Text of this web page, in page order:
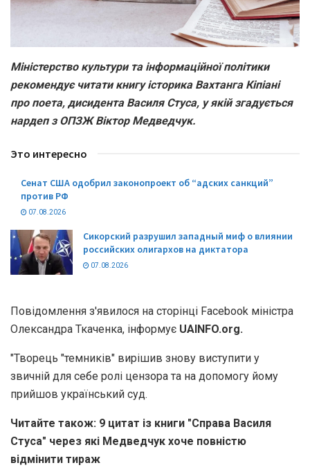
Міністерство культури та інформаційної політики
рекомендує читати книгу історика Вахтанга Кіпіані
про поета, дисидента Василя Стуса, у якій згадується
нардеп з ОПЗЖ Віктор Медведчук.
Это интересно
Сенат США одобрил законопроект об “адских санкций”
против РФ
07.08.2026
Сикорский разрушил западный миф о влиянии
российских олигархов на диктатора
07.08.2026
Повідомлення з'явилося на сторінці Facebook міністра
Олександра Ткаченка, інформує UAINFO.org.
"Творець "темників" вирішив знову виступити у
звичній для себе ролі цензора та на допомогу йому
прийшов український суд.
Читайте також: 9 цитат із книги "Справа Василя
Стуса" через які Медведчук хоче повністю
відмінити тираж